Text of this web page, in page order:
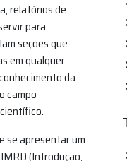
relatórios de
para
seções que
em qualquer
da
campo
se apresentar um
(Introdução,